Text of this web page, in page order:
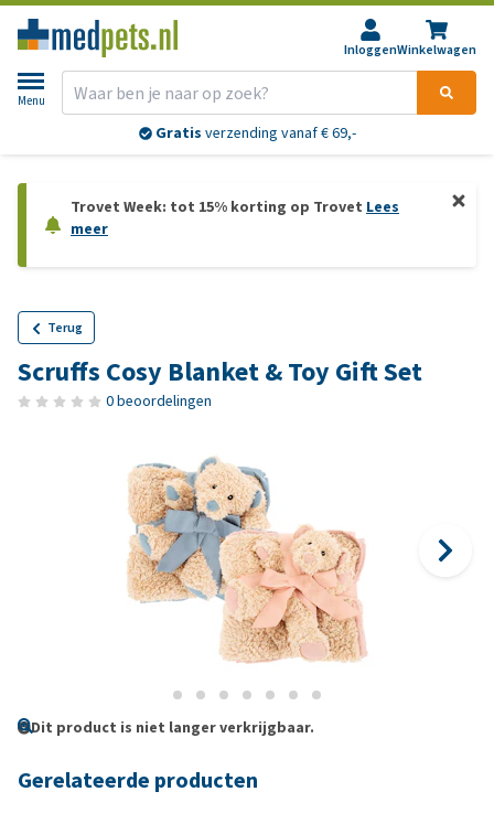
InloggenWinkelwagen
Menu
Gratis verzending vanaf € 69,-
Trovet Week: tot 15% korting op Trovet Lees
meer
Terug
Scruffs Cosy Blanket & Toy Gift Set
0 beoordelingen
Dit product is niet langer verkrijgbaar.
Gerelateerde producten